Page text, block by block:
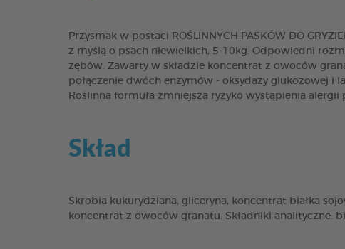
Przysmak w postaci ROŚLINNYCH PASKÓW DO
z myślą o psach niewielkich, 5-10kg. Odpowiedni
zębów. Zawarty w składzie koncentrat z owoców
połączenie dwóch enzymów - oksydazy glukozowej
Roślinna formuła zmniejsza ryzyko wystąpienia alergii
Skład
Skrobia kukurydziana, gliceryna, koncentrat białka
koncentrat z owoców granatu. Składniki analityczne: